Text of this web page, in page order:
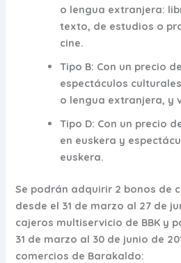
o lengua extranjera:
texto, de estudios o
cine.
Tipo B: Con un precio
espectáculos
o lengua extranjera, y
Tipo D: Con un precio
en euskera y
euskera.
Se podrán adquirir 2 bonos de
desde el 31 de marzo al 27 de
cajeros multiservicio de BBK y
31 de marzo al 30 de junio de
comercios de Barakaldo: